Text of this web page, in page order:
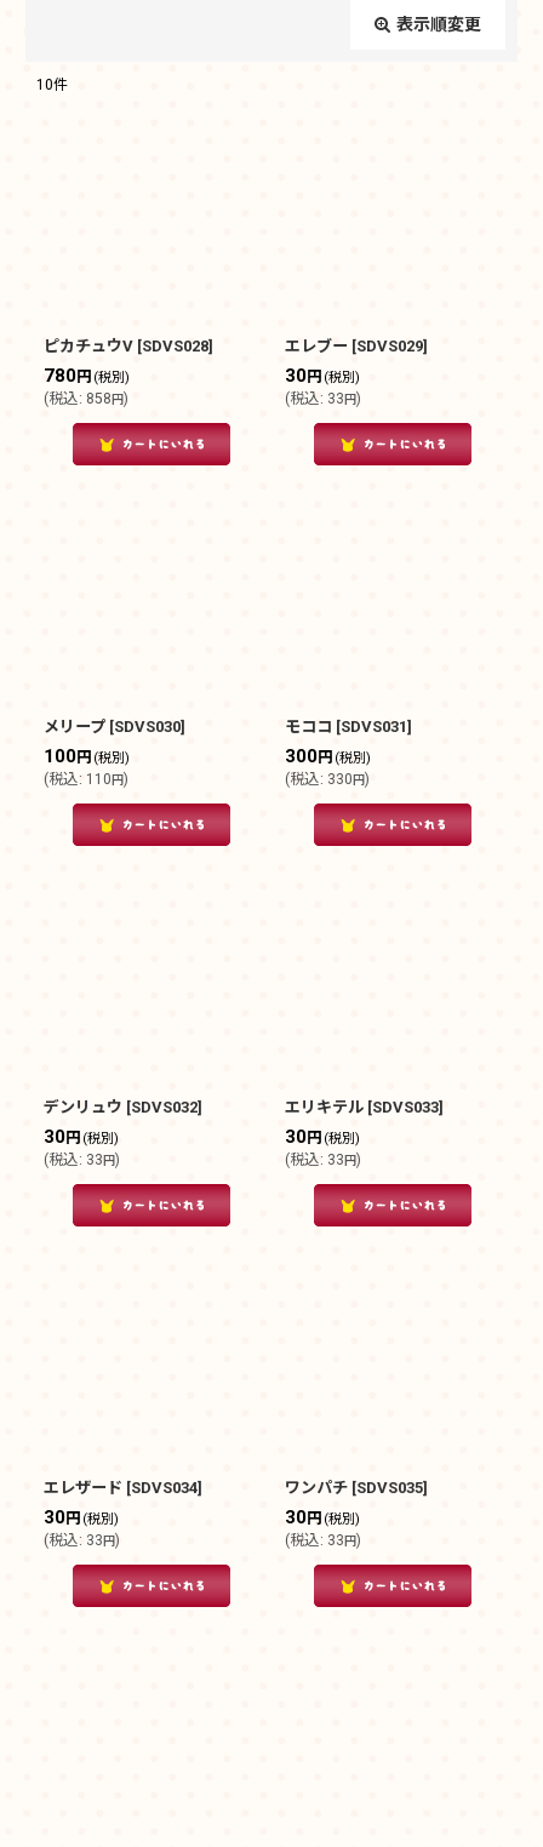
表示順変更
10件
ピカチュウV [SDVS028]
780円 (税別)
(税込: 858円)
エレブー [SDVS029]
30円 (税別)
(税込: 33円)
メリープ [SDVS030]
100円 (税別)
(税込: 110円)
モココ [SDVS031]
300円 (税別)
(税込: 330円)
デンリュウ [SDVS032]
30円 (税別)
(税込: 33円)
エリキテル [SDVS033]
30円 (税別)
(税込: 33円)
エレザード [SDVS034]
30円 (税別)
(税込: 33円)
ワンパチ [SDVS035]
30円 (税別)
(税込: 33円)